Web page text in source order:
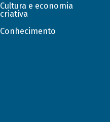
Cultura e economia
criativa
Conhecimento